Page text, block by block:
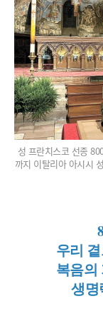
성 프란치스코 선종
까지 이탈리아 아시시
우리
복음의
생명